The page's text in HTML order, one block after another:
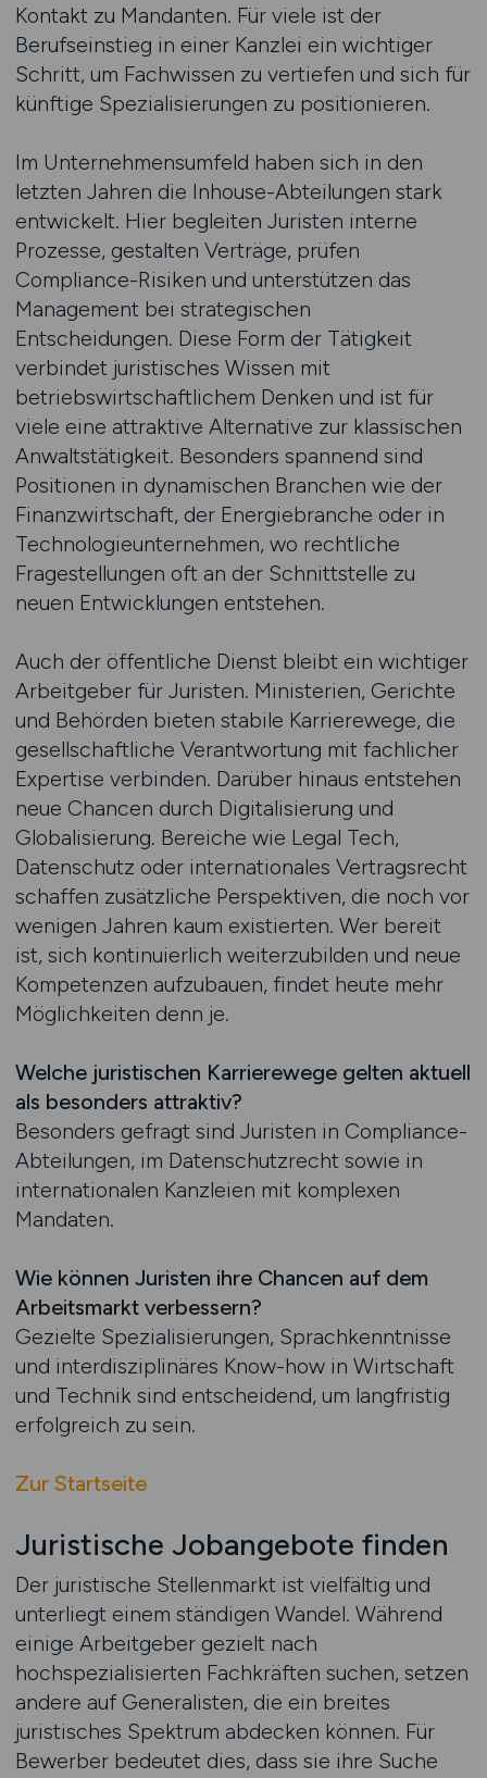
Kontakt zu Mandanten. Für viele ist der
Berufseinstieg in einer Kanzlei ein wichtiger
Schritt, um Fachwissen zu vertiefen und sich für
künftige Spezialisierungen zu positionieren.
Im Unternehmensumfeld haben sich in den
letzten Jahren die Inhouse-Abteilungen stark
entwickelt. Hier begleiten Juristen interne
Prozesse, gestalten Verträge, prüfen
Compliance-Risiken und unterstützen das
Management bei strategischen
Entscheidungen. Diese Form der Tätigkeit
verbindet juristisches Wissen mit
betriebswirtschaftlichem Denken und ist für
viele eine attraktive Alternative zur klassischen
Anwaltstätigkeit. Besonders spannend sind
Positionen in dynamischen Branchen wie der
Finanzwirtschaft, der Energiebranche oder in
Technologieunternehmen, wo rechtliche
Fragestellungen oft an der Schnittstelle zu
neuen Entwicklungen entstehen.
Auch der öffentliche Dienst bleibt ein wichtiger
Arbeitgeber für Juristen. Ministerien, Gerichte
und Behörden bieten stabile Karrierewege, die
gesellschaftliche Verantwortung mit fachlicher
Expertise verbinden. Darüber hinaus entstehen
neue Chancen durch Digitalisierung und
Globalisierung. Bereiche wie Legal Tech,
Datenschutz oder internationales Vertragsrecht
schaffen zusätzliche Perspektiven, die noch vor
wenigen Jahren kaum existierten. Wer bereit
ist, sich kontinuierlich weiterzubilden und neue
Kompetenzen aufzubauen, findet heute mehr
Möglichkeiten denn je.
Welche juristischen Karrierewege gelten aktuell
als besonders attraktiv?
Besonders gefragt sind Juristen in Compliance-
Abteilungen, im Datenschutzrecht sowie in
internationalen Kanzleien mit komplexen
Mandaten.
Wie können Juristen ihre Chancen auf dem
Arbeitsmarkt verbessern?
Gezielte Spezialisierungen, Sprachkenntnisse
und interdisziplinäres Know-how in Wirtschaft
und Technik sind entscheidend, um langfristig
erfolgreich zu sein.
Zur Startseite
Juristische Jobangebote finden
Der juristische Stellenmarkt ist vielfältig und
unterliegt einem ständigen Wandel. Während
einige Arbeitgeber gezielt nach
hochspezialisierten Fachkräften suchen, setzen
andere auf Generalisten, die ein breites
juristisches Spektrum abdecken können. Für
Bewerber bedeutet dies, dass sie ihre Suche